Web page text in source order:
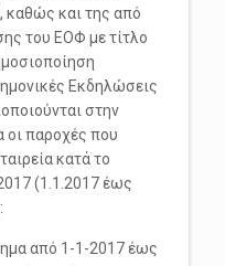
και της από
του ΕΟΦ με τίτλο
Εκδηλώσεις
στην
οι παροχές που
κατά το
(1.1.2017 έως
από 1-1-2017 έως